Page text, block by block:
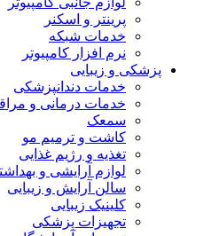
پرینتر و اسکنر
خدمات شبکه
نرم افزار کامپیوتر
پزشکی و زیبایی
خدمات دندانپزشکی
خدمات درمانی و مراقبتی
سمعک
کاشت و ترمیم مو
تغذیه و رژیم غذایی
لوازم آرایشی و بهداشتی
سالن آرایش و زیبایی
کلینیک زیبایی
تجهیزات پزشکی